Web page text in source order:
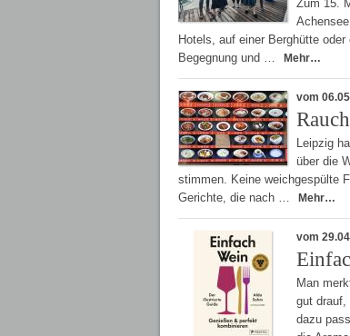
Zum 15.
Hotels, auf einer Berghütte
Begegnung und …
Mehr…
vom
Leipzig
über die
stimmen. Keine weichgespülte
Gerichte, die nach …
Mehr…
vom
Man
gut drauf,
dazu